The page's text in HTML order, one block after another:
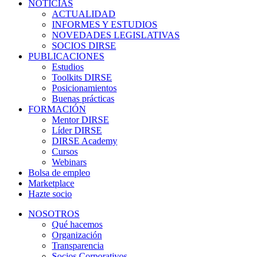
NOTICIAS
ACTUALIDAD
INFORMES Y ESTUDIOS
NOVEDADES LEGISLATIVAS
SOCIOS DIRSE
PUBLICACIONES
Estudios
Toolkits DIRSE
Posicionamientos
Buenas prácticas
FORMACIÓN
Mentor DIRSE
Líder DIRSE
DIRSE Academy
Cursos
Webinars
Bolsa de empleo
Marketplace
Hazte socio
NOSOTROS
Qué hacemos
Organización
Transparencia